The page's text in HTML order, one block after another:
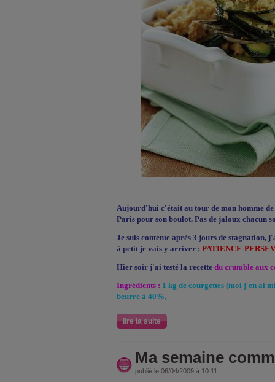
Aujourd'hui c'était au tour de mon homme
Paris pour son boulot. Pas de jaloux chacun
Je suis contente après 3 jours de stagnation,
à petit je vais y arriver : PATIENCE-
Hier soir j'ai testé la recette du crumble aux
Ingrédients : 1 kg de courgettes (moi j'en ai
beurre à 40%,
lire la suite
Ma semaine
publié le 06/04/2009 à 10:11